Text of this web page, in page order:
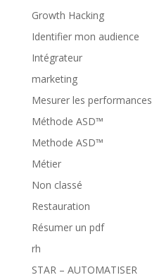
Growth Hacking
Identifier mon audience
Intégrateur
marketing
Mesurer les performances
Méthode ASD™
Methode ASD™
Métier
Non classé
Restauration
Résumer un pdf
rh
STAR – AUTOMATISER